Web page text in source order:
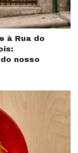
à Rua do
nosso